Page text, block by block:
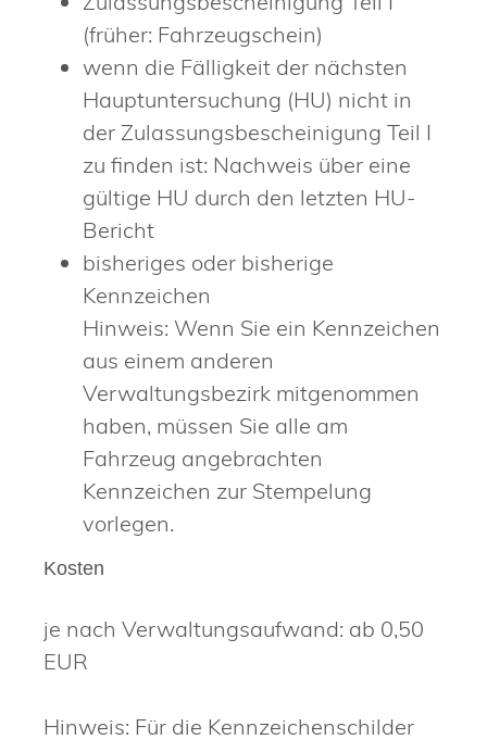
(früher: Fahrzeugschein)
wenn die Fälligkeit der nächsten
Hauptuntersuchung (HU) nicht in
der Zulassungsbescheinigung Teil I
zu finden ist: Nachweis über eine
gültige HU durch den letzten HU-
Bericht
bisheriges oder bisherige
Kennzeichen
Hinweis: Wenn Sie ein Kennzeichen
aus einem anderen
Verwaltungsbezirk mitgenommen
haben, müssen Sie alle am
Fahrzeug angebrachten
Kennzeichen zur Stempelung
vorlegen.
Kosten
je nach Verwaltungsaufwand: ab 0,50
EUR
Hinweis: Für die Kennzeichenschilder